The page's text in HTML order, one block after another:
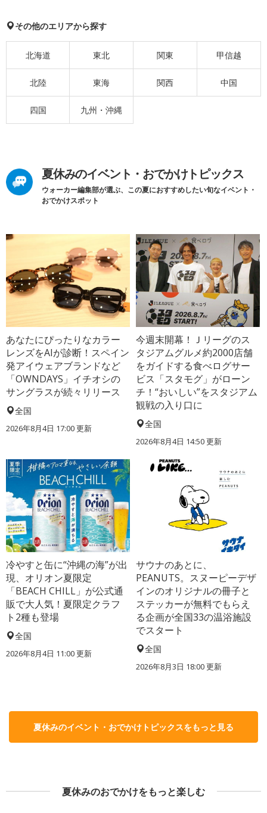
その他のエリアから探す
北海道 東北 関東 甲信越
北陸 東海 関西 中国
四国 九州・沖縄
夏休みのイベント・おでかけトピックス
ウォーカー編集部が選ぶ、この夏におすすめしたい旬なイベント・
おでかけスポット
あなたにぴったりなカラー
レンズをAIが診断！スペイン
発アイウェアブランドなど
「OWNDAYS」イチオシの
サングラスが続々リリース
全国
2026年8月4日 17:00更新
今週末開幕！Ｊリーグのス
タジアムグルメ約2000店舗
をガイドする食べログサー
ビス「スタモグ」がローン
チ！“おいしい”をスタジアム
観戦の入り口に
全国
2026年8月4日 14:50更新
冷やすと缶に“沖縄の海”が出
現、オリオン夏限定
「BEACH CHILL」が公式通
販で大人気！夏限定クラフ
ト2種も登場
全国
2026年8月4日 11:00更新
サウナのあとに、
PEANUTS。スヌーピーデザ
インのオリジナルの冊子と
ステッカーが無料でもらえ
る企画が全国33の温浴施設
でスタート
全国
2026年8月3日 18:00更新
夏休みのイベント・おでかけトピックスをもっと見る
夏休みのおでかけをもっと楽しむ